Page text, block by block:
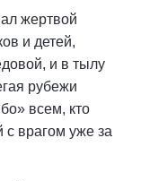
жертвой
и детей,
и в тылу
рубежи
всем, кто
с врагом уже за